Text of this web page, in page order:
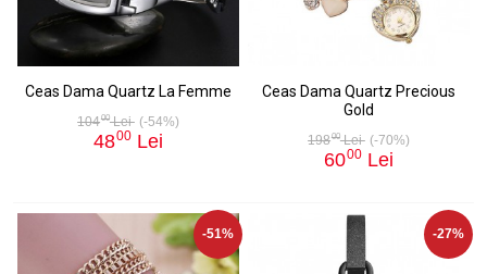
Ceas Dama Quartz La Femme
10400Lei (-54%)
4800 Lei
Ceas Dama Quartz Precious
Gold
19800Lei (-70%)
6000 Lei
-51% -27%